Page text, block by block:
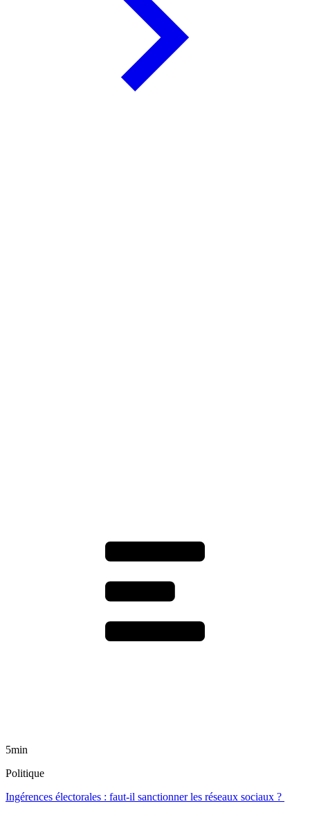
5min
Politique
Ingérences électorales : faut-il sanctionner les réseaux sociaux ?